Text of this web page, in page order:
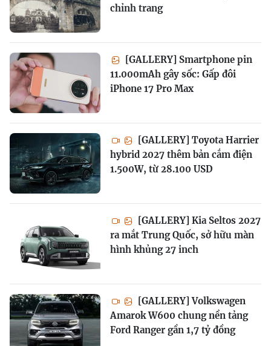
chỉnh trang
[GALLERY] Smartphone pin
11.000mAh gây sốc: Gấp đôi
iPhone 17 Pro Max
[GALLERY] Toyota Harrier
hybrid 2027 thêm bản cắm điện
1.500W, từ 28.100 USD
[GALLERY] Kia Seltos 2027
ra mắt Trung Quốc, sở hữu màn
hình khủng 27 inch
[GALLERY] Volkswagen
Amarok W600 chung nền tảng
Ford Ranger gần 1,7 tỷ đồng